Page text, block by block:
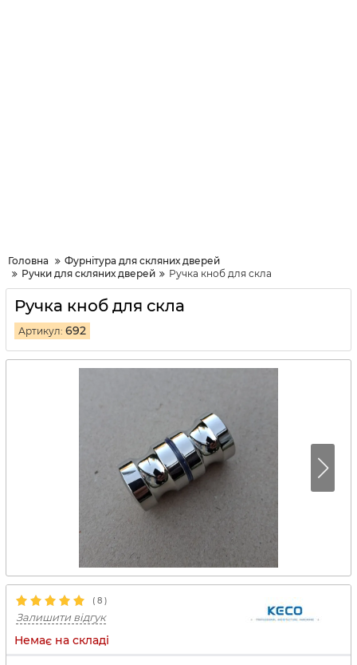
Головна
Фурнітура для скляних дверей
Ручки для скляних дверей
Ручка кноб для скла
Ручка кноб для скла
Артикул: 692
( 8 )
Залишити відгук
Немає на складі